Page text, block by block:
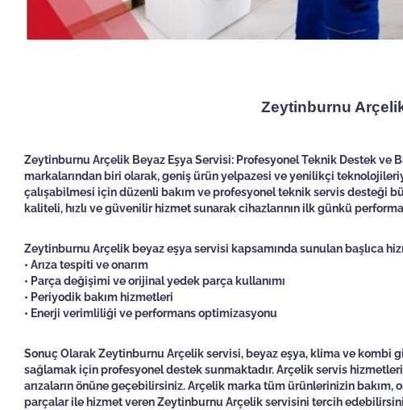
Zeytinburnu
Zeytinburnu Arçelik Beyaz Eşya Servisi: Profesyonel Teknik Destek ve
markalarından biri olarak, geniş ürün yelpazesi ve yenilikçi
çalışabilmesi için düzenli bakım ve profesyonel teknik servis desteği
kaliteli, hızlı ve güvenilir hizmet sunarak cihazlarının ilk günkü
Zeytinburnu Arçelik beyaz eşya servisi kapsamında sunulan başlıca
• Arıza tespiti ve onarım
• Parça değişimi ve orijinal yedek parça kullanımı
• Periyodik bakım hizmetleri
• Enerji verimliliği ve performans optimizasyonu
Sonuç Olarak Zeytinburnu Arçelik servisi, beyaz eşya, klima ve kombi
sağlamak için profesyonel destek sunmaktadır. Arçelik servis
arızaların önüne geçebilirsiniz. Arçelik marka tüm ürünlerinizin
parçalar ile hizmet veren Zeytinburnu Arçelik servisini tercih